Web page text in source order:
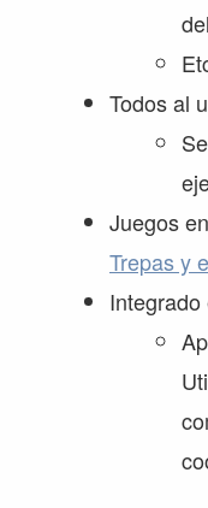
Todos al
Juegos
Trepas y